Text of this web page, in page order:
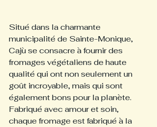
Situé dans la charmante
municipalité de Sainte-Monique,
Cajù se consacre à fournir des
fromages végétaliens de haute
qualité qui ont non seulement un
goût incroyable, mais qui sont
également bons pour la planète.
Fabriqué avec amour et soin,
chaque fromage est fabriqué à la